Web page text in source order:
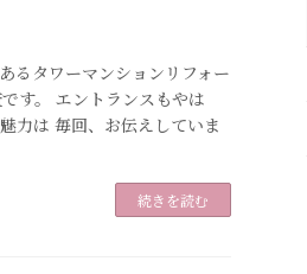
るタワーマンションリフォー
す。 エントランスもやは
力は 毎回、お伝えしていま
続きを読む